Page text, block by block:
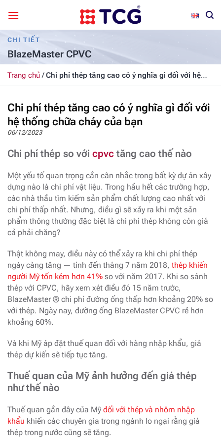
qua
nội
dungCHI TIẾT
BlazeMaster CPVC
Trang chủ/Chi phí thép tăng cao có ý nghĩa gì đối với hệ
thống chữa cháy của bạn
Chi phí thép tăng cao có ý nghĩa gì đối với
hệ thống chữa cháy của bạn
06/12/2023
Chi phí thép so với cpvc tăng cao thế nào
Một yếu tố quan trọng cần cân nhắc trong bất kỳ dự án xây
dựng nào là chi phí vật liệu. Trong hầu hết các trường hợp,
các nhà thầu tìm kiếm sản phẩm chất lượng cao nhất với
chi phí thấp nhất. Nhưng, điều gì sẽ xảy ra khi một sản
phẩm thông thường đặc biệt là chi phí thép không còn giá
cả phải chăng?
Thật không may, điều này có thể xảy ra khi chi phí thép
ngày càng tăng — tính đến tháng 7 năm 2018, thép khiến
người Mỹ tốn kém hơn 41% so với năm 2017. Khi so sánh
thép với CPVC, hãy xem xét điều đó 15 năm trước,
BlazeMaster ® chi phí đường ống thấp hơn khoảng 20% ​​so
với thép. Ngày nay, đường ống BlazeMaster CPVC rẻ hơn
khoảng 60%.
Và khi Mỹ áp đặt thuế quan đối với hàng nhập khẩu, giá
thép dự kiến ​​sẽ tiếp tục tăng.
Thuế quan của Mỹ ảnh hưởng đến giá thép
như thế nào
Thuế quan gần đây của Mỹ đối với thép và nhôm nhập
khẩu khiến các chuyên gia trong ngành lo ngại rằng giá
thép trong nước cũng sẽ tăng.